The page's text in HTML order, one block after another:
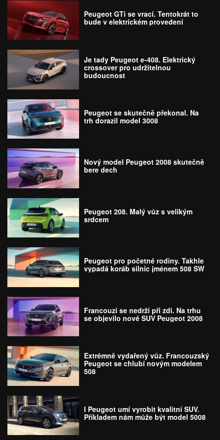
Peugeot GTi se vrací. Tentokrát to
bude v elektrickém provedení
Je tady Peugeot e-408. Elektrický
crossover pro udržitelnou
budoucnost
Peugeot se skutečně překonal. Na
trh dorazil model 3008
Nový model Peugeot 2008 skutečně
bere dech
Peugeot 208. Malý vůz s velikým
srdcem
Peugeot pro početné rodiny. Takhle
vypadá koráb silnic jménem 508 SW
Francouzi se nedrží při zdi. Na trhu
se objevilo nové SUV Peugeot 2008
Extrémně vydařený vůz. Francouzský
Peugeot se chlubí novým modelem
508
I Peugeot umí vyrobit kvalitní SUV.
Příkladem nám může být model 5008